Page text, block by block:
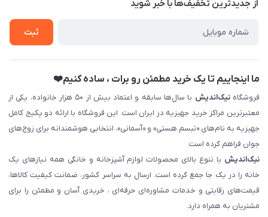
از جدید‌ترین تخفیف‌ها با‌ خبر شوید
ثبت
ما اینجاییم تا یک خرید مطمئن رو برات ، ساده کنیم❤️
فروشگاهنیک‌اندیش
با سال‌ها سابقه و اعتماد بیش از ۵۰ هزار خانواده، یکی از
معتبرترین مراکز خرید جهیزیه در ایران است. این فروشگاه با ارائه دو پکیج کامل
جهیزیه به نام‌های «تبسم هستی» و «آسمانی»، انتخابی هوشمندانه برای زوج‌های
جوان فراهم کرده است.
نیک‌اندیش با تنوع بالای محصولات لوازم آشپزخانه و خانگی همه نیازهای یک
خانه را در یک جا جمع کرده است. ارسال به سراسر کشور، ضمانت کیفیت کالاها،
قیمت‌های رقابتی و خدمات مشاوره‌ای حرفه‌ای ، خریدی آسان و مطمئن را برای
مشتریان به همراه دارد.